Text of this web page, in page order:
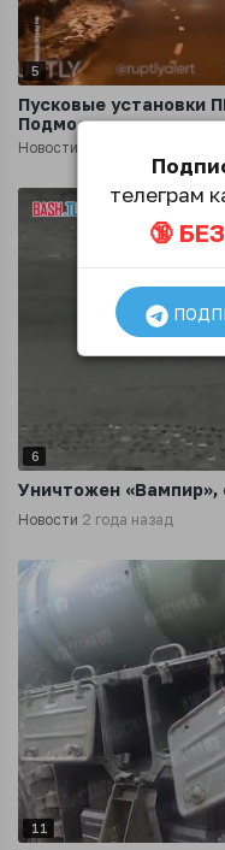
5
Пусковые установки
Подмосковье для
Новости
6
Уничтожен «Вампир»,
Новости 2 года назад
11
телеграм
🔞